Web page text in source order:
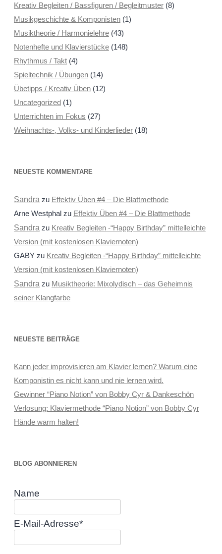
Kreativ Begleiten / Bassfiguren / Begleitmuster(8)
Musikgeschichte & Komponisten(1)
Musiktheorie / Harmonielehre(43)
Notenhefte und Klavierstücke(148)
Rhythmus / Takt(4)
Spieltechnik / Übungen(14)
Übetipps / Kreativ Üben(12)
Uncategorized(1)
Unterrichten im Fokus (27)
Weihnachts-, Volks- und Kinderlieder(18)
NEUESTE KOMMENTARE
Sandra zu Effektiv Üben #4 – Die Blattmethode
Arne Westphalzu Effektiv Üben #4 – Die Blattmethode
Sandra zu Kreativ Begleiten -“Happy Birthday” mittelleichte
Version (mit kostenlosen Klaviernoten)
GABYzu Kreativ Begleiten -“Happy Birthday” mittelleichte
Version (mit kostenlosen Klaviernoten)
Sandra zu Musiktheorie: Mixolydisch – das Geheimnis
seiner Klangfarbe
NEUESTE BEITRÄGE
Kann jeder improvisieren am Klavier lernen? Warum eine
Komponistin es nicht kann und nie lernen wird.
Gewinner “Piano Notion” von Bobby Cyr & Dankeschön
Verlosung: Klaviermethode “Piano Notion” von Bobby Cyr
Hände warm halten!
BLOG ABONNIEREN
Name
E-Mail-Adresse*